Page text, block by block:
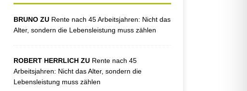
BRUNO ZU Rente nach 45 Arbeitsjahren: Nicht das
Alter, sondern die Lebensleistung muss zählen
ROBERT HERRLICH ZU Rente nach 45
Arbeitsjahren: Nicht das Alter, sondern die
Lebensleistung muss zählen